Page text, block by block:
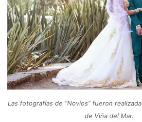
Las fotografías de “Novios” fueron
de Viña del Mar.